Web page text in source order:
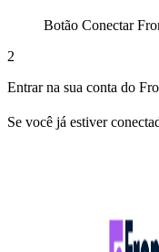
Botão Conectar
2
Entrar na sua conta do
Se você já estiver